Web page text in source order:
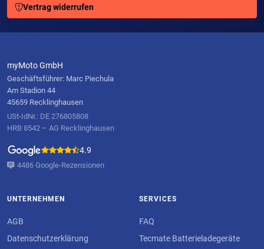
Vertrag widerrufen
myMoto GmbH
Geschäftsführer: Marc Piechula
Am Stadion 44
45659 Recklinghausen
USt-IdNr.: DE 276805808
HRB 8542 – AG Recklinghausen
4.9
4486 Google-Rezensionen
UNTERNEHMEN
AGB
Datenschutzerklärung
SERVICES
FAQ
Tecmate Batterieladegeräte